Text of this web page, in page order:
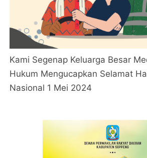
Kami Segenap Keluarga Besar
Hukum Mengucapkan Selamat
Nasional 1 Mei 2024